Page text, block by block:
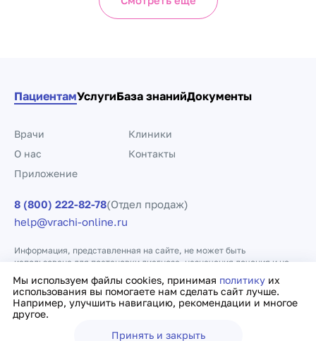
Мы используем файлы cookies, принимая политику их
использования вы помогаете нам сделать сайт лучше.
Например, улучшить навигацию, рекомендации и многое
другое.
Принять и закрыть
ПациентамУслугиБаза знанийДокументы
Врачи
Клиники
О нас
Контакты
Приложение
8 (800) 222-82-78(Отдел продаж)
help@vrachi-online.ru
Информация, представленная на сайте, не может быть
использована для постановки диагноза, назначения лечения и не
заменяет прием врача.
Политика конфиденциальности Договор оферты